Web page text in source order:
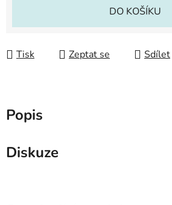
DO KOŠÍKU
Tisk Zeptat se Sdílet
Popis
Diskuze